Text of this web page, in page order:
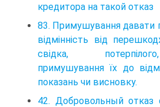
кредитора на такой отказ
83. Примушування давати
відмінність від
свідка,
примушування їх до
показань чи висновку.
42. Добровольный отказ